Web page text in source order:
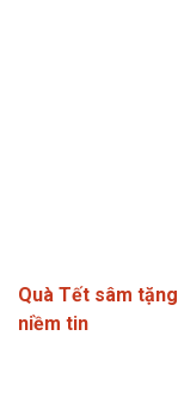
Quà Tết sâm
niềm tin